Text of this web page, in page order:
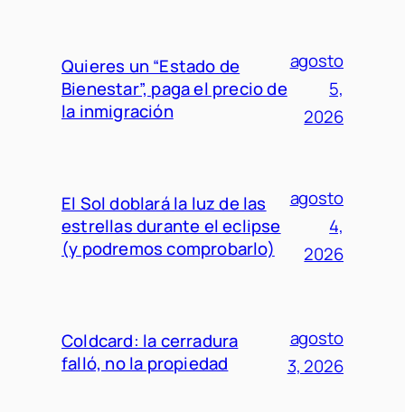
Quieres un “Estado de
Bienestar”, paga el precio de
la inmigración
agosto
5,
2026
El Sol doblará la luz de las
estrellas durante el eclipse
(y podremos comprobarlo)
agosto
4,
2026
Coldcard: la cerradura
falló, no la propiedad
agosto
3, 2026